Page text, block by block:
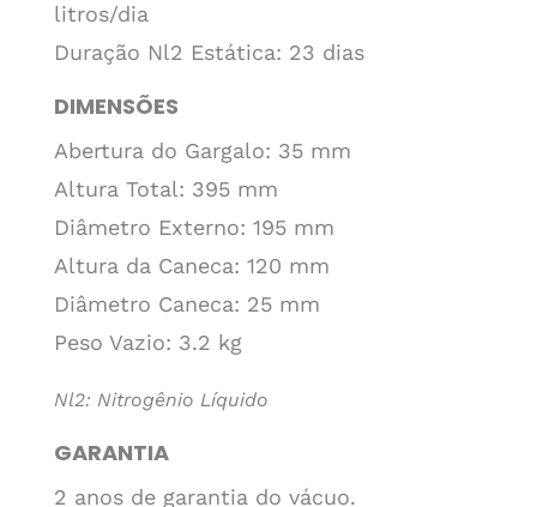
litros/dia
Duração Nl2 Estática: 23 dias
DIMENSÕES
Abertura do Gargalo: 35 mm
Altura Total: 395 mm
Diâmetro Externo: 195 mm
Altura da Caneca: 120 mm
Diâmetro Caneca: 25 mm
Peso Vazio: 3.2 kg
Nl2: Nitrogênio Líquido
GARANTIA
2 anos de garantia do vácuo.